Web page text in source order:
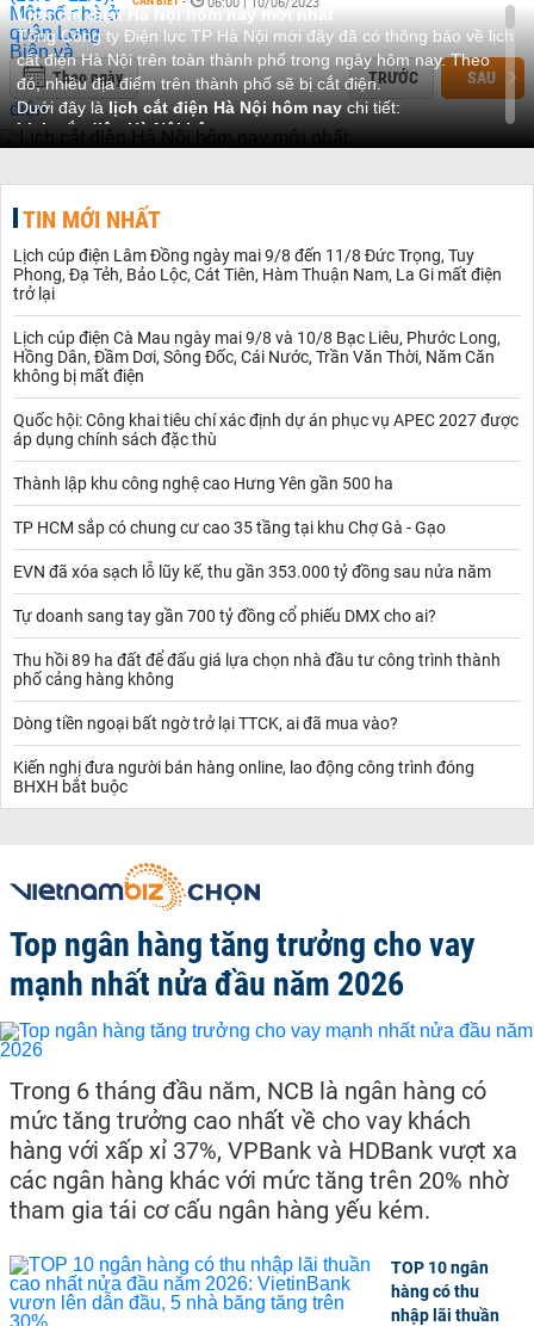
Theo ngày TRƯỚC SAU
Lịch cắt điện Hà Nội hôm nay mới nhất
Tổng Công ty Điện lực TP Hà Nội mới đây đã có thông báo về lịch
cắt điện Hà Nội trên toàn thành phố trong ngày hôm nay. Theo
đó, nhiều địa điểm trên thành phố sẽ bị cắt điện.
Dưới đây là lịch cắt điện Hà Nội hôm nay chi tiết:
Lịch cắt điện Hà Nội hôm nay
Theo Tổng Công ty Điện lực TP Hà Nội, một phần phường Lĩnh
cắt điện 3 tiếng từ 11h đến 14h.
Nhiều nơi thuộc khu vực Quận Hà Đông cắt điện trong nhiều giờ
như: Một phần Tổ dân phố 4 – phường Nguyễn Trãi từ 7h00 đến
9h30; một phần tổ dân phố số 7 Văn Quán từ 7h00 đến 9h30. Tổ
dân phố 1 Phường Phúc La từ 7h00 đến 9h30; mặt đường Quang
Trung- La Khê từ 8h00 đến 12h00. Tổ dân phố Vinh quang từ
8h00 đến 12h00; Tổ dân phố thắng lợi từ 8h00 đến 12h00.
Khu vực huyện Thạch Thất ngừng cấp điện tại xã Thạch Hòa từ
5h đến 9h; Hợp tác xã dịch vụ nông nghiệp thương mại tổng hợp
xã Thạch Xá từ 6h00 đến 14h00; xã Bình Phú cắt điện 8 tiếng từ
7h00 đến 11h00.
Tại quận Bắc Từ Liêm, Tòa CT1A, CT1B, CT1C Thành phố giao
lưu Phường Cổ Nhuế 1 cắt điện 9 tiếng từ 8h00 đến 17h00;
Chung cư CT1 Khu Đô Thị Cổ Nhuế Nam Cường cắt điện từ
13h30 đến 17h00; Tổ Dân Phố Viên 4, một phần đường Cổ Nhuế
cắt điện từ 7h15 đến 12h00.
TIN MỚI NHẤT
Lịch cúp điện Lâm Đồng ngày mai 9/8 đến 11/8 Đức Trọng, Tuy
Phong, Đạ Tẻh, Bảo Lộc, Cát Tiên, Hàm Thuận Nam, La Gi mất điện
trở lại
Lịch cúp điện Cà Mau ngày mai 9/8 và 10/8 Bạc Liêu, Phước Long,
Hồng Dân, Đầm Dơi, Sông Đốc, Cái Nước, Trần Văn Thời, Năm Căn
không bị mất điện
Quốc hội: Công khai tiêu chí xác định dự án phục vụ APEC 2027 được
áp dụng chính sách đặc thù
Thành lập khu công nghệ cao Hưng Yên gần 500 ha
TP HCM sắp có chung cư cao 35 tầng tại khu Chợ Gà - Gạo
EVN đã xóa sạch lỗ lũy kế, thu gần 353.000 tỷ đồng sau nửa năm
Tự doanh sang tay gần 700 tỷ đồng cổ phiếu DMX cho ai?
Thu hồi 89 ha đất để đấu giá lựa chọn nhà đầu tư công trình thành
phố cảng hàng không
Dòng tiền ngoại bất ngờ trở lại TTCK, ai đã mua vào?
Kiến nghị đưa người bán hàng online, lao động công trình đóng
BHXH bắt buộc
Top ngân hàng tăng trưởng cho vay
mạnh nhất nửa đầu năm 2026
Trong 6 tháng đầu năm, NCB là ngân hàng có
mức tăng trưởng cao nhất về cho vay khách
hàng với xấp xỉ 37%, VPBank và HDBank vượt xa
các ngân hàng khác với mức tăng trên 20% nhờ
tham gia tái cơ cấu ngân hàng yếu kém.
TOP 10 ngân
hàng có thu
nhập lãi thuần